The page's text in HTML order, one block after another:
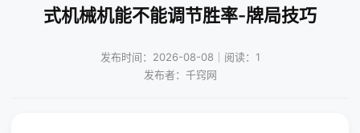
式机械机能不能调节胜率-牌局技巧
发布时间：2026-08-08｜阅读：1
发布者：千窍网